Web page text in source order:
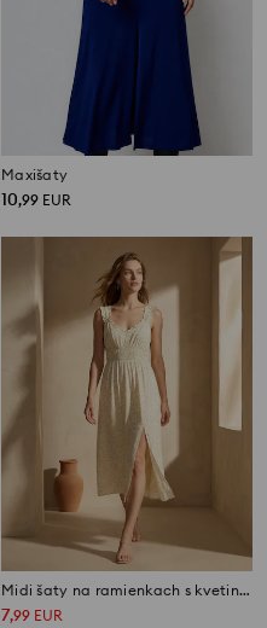
Maxišaty
10,99 EUR
Midi šaty na ramienkach s kvetinovým vzorom z lyocellu
7,99 EUR